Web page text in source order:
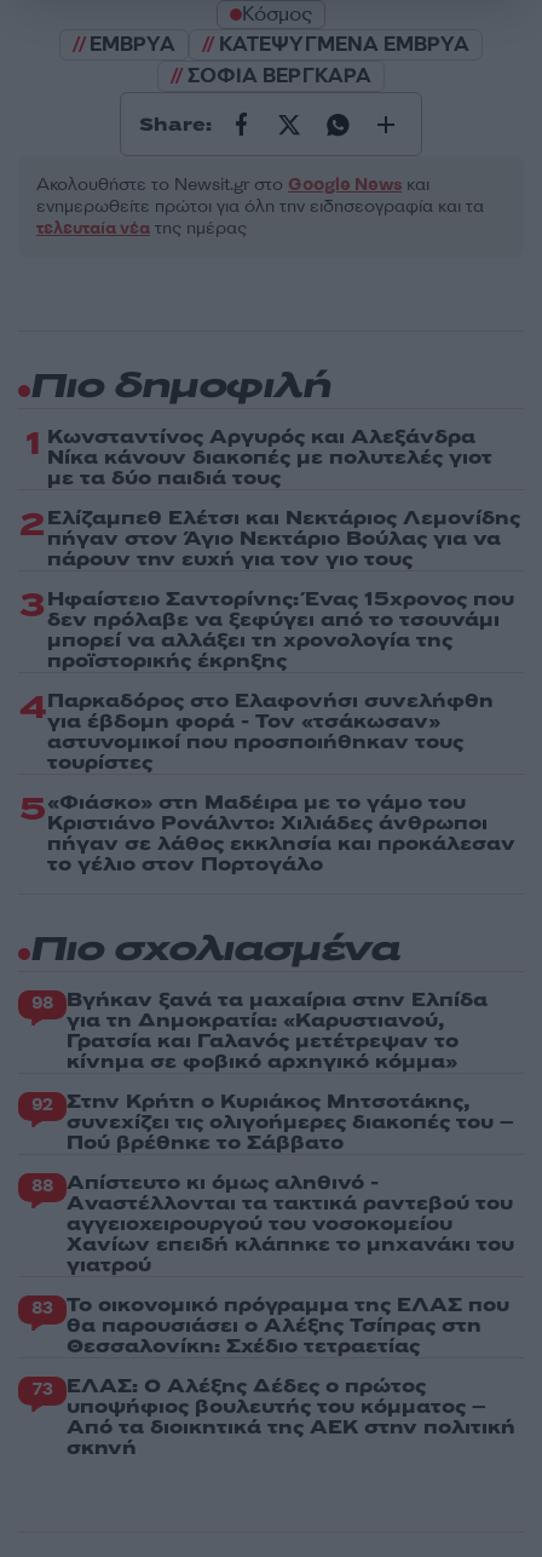
Κόσμος
ΕΜΒΡΥΑ
ΚΑΤΕΨΥΓΜΕΝΑ ΕΜΒΡΥΑ
ΣΟΦΙΑ ΒΕΡΓΚΑΡΑ
Share:
Ακολουθήστε το Νewsit.gr στο Google News και
ενημερωθείτε πρώτοι για όλη την ειδησεογραφία και τα
τελευταία νέα της ημέρας
Πιο δημοφιλή
1 Κωνσταντίνος Αργυρός και Αλεξάνδρα
Νίκα κάνουν διακοπές με πολυτελές γιοτ
με τα δύο παιδιά τους
2Ελίζαμπεθ Ελέτσι και Νεκτάριος Λεμονίδης
πήγαν στον Άγιο Νεκτάριο Βούλας για να
πάρουν την ευχή για τον γιο τους
3Ηφαίστειο Σαντορίνης: Ένας 15χρονος που
δεν πρόλαβε να ξεφύγει από το τσουνάμι
μπορεί να αλλάξει τη χρονολογία της
προϊστορικής έκρηξης
4Παρκαδόρος στο Ελαφονήσι συνελήφθη
για έβδομη φορά - Τον «τσάκωσαν»
αστυνομικοί που προσποιήθηκαν τους
τουρίστες
5«Φιάσκο» στη Μαδέιρα με το γάμο του
Κριστιάνο Ρονάλντο: Χιλιάδες άνθρωποι
πήγαν σε λάθος εκκλησία και προκάλεσαν
το γέλιο στον Πορτογάλο
Πιο σχολιασμένα
98 Βγήκαν ξανά τα μαχαίρια στην Ελπίδα
για τη Δημοκρατία: «Καρυστιανού,
Γρατσία και Γαλανός μετέτρεψαν το
κίνημα σε φοβικό αρχηγικό κόμμα»
92 Στην Κρήτη ο Κυριάκος Μητσοτάκης,
συνεχίζει τις ολιγοήμερες διακοπές του –
Πού βρέθηκε το Σάββατο
88 Απίστευτο κι όμως αληθινό -
Aναστέλλονται τα τακτικά ραντεβού του
αγγειοχειρουργού του νοσοκομείου
Χανίων επειδή κλάπηκε το μηχανάκι του
γιατρού
83 Το οικονομικό πρόγραμμα της ΕΛΑΣ που
θα παρουσιάσει ο Αλέξης Τσίπρας στη
Θεσσαλονίκη: Σχέδιο τετραετίας
73 ΕΛΑΣ: Ο Αλέξης Δέδες ο πρώτος
υποψήφιος βουλευτής του κόμματος –
Από τα διοικητικά της ΑΕΚ στην πολιτική
σκηνή